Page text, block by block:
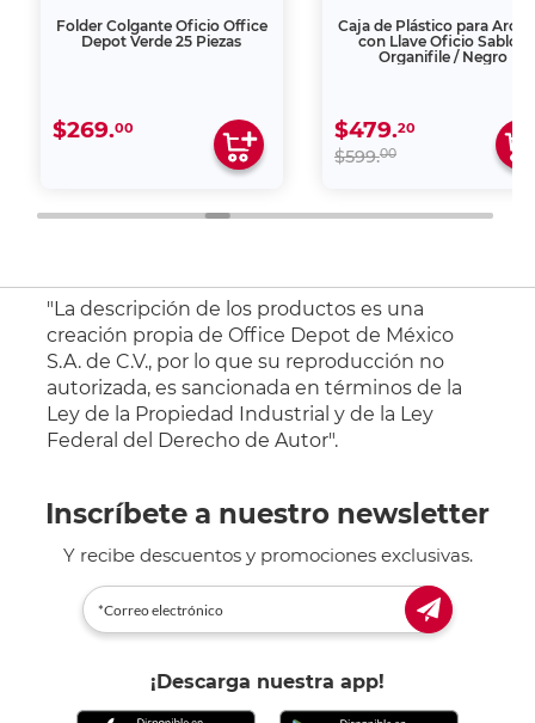
Folder Colgante Oficio Office
Depot Verde 25 Piezas
$269.00
Caja de Plástico para
con Llave Oficio Sablón
Organifile / Negro
$479.20
$599.00
"La descripción de los productos es una
creación propia de Office Depot de México
S.A. de C.V., por lo que su reproducción no
autorizada, es sancionada en términos de la
Ley de la Propiedad Industrial y de la Ley
Federal del Derecho de Autor".
Inscríbete a nuestro newsletter
Y recibe descuentos y promociones exclusivas.
¡Descarga nuestra app!